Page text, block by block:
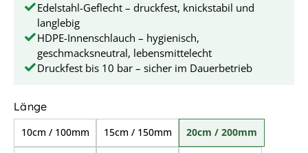
Edelstahl-Geflecht – druckfest, knickstabil und
langlebig
HDPE-Innenschlauch – hygienisch,
geschmacksneutral, lebensmittelecht
Druckfest bis 10 bar – sicher im Dauerbetrieb
Längeauswählen
10cm / 100mm 15cm / 150mm 20cm / 200mm